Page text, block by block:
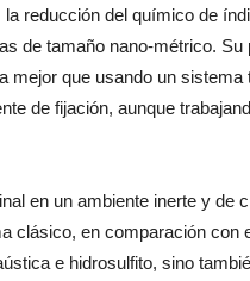
reducción del químico de
de tamaño nano-métrico.
mejor que usando un
de fijación, aunque
en un ambiente inerte y de
clásico, en comparación con
e hidrosulfito, sino